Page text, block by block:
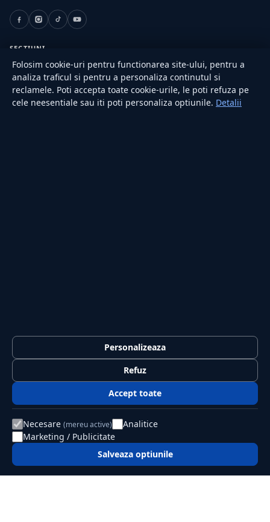
SECȚIUNI
Externe
Politică
Actualitate
Redacția
Contact
LEGAL
Termeni și condiții
Confidențialitate
GDPR
Folosim cookie-uri pentru functionarea site-ului, pentru a
analiza traficul si pentru a personaliza continutul si
reclamele. Poti accepta toate cookie-urile, le poti refuza pe
cele neesentiale sau iti poti personaliza optiunile. Detalii
Personalizeaza
Refuz
Accept toate
Necesare (mereu active)
Analitice
Marketing / Publicitate
Salveaza optiunile